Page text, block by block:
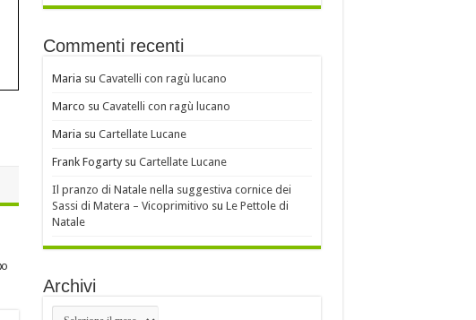
Commenti recenti
Maria su Cavatelli con ragù lucano
Marco su Cavatelli con ragù lucano
Maria su Cartellate Lucane
Frank Fogartysu Cartellate Lucane
Il pranzo di Natale nella suggestiva cornice dei
Sassi di Matera – Vicoprimitivo su Le Pettole di
Natale
Archivi
Archivi